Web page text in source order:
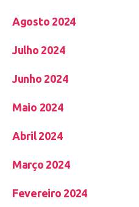
Agosto 2024
Julho 2024
Junho 2024
Maio 2024
Abril 2024
Março 2024
Fevereiro 2024